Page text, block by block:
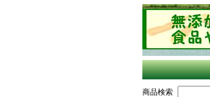
商品検索